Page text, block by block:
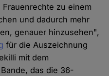
zu einem
und dadurch mehr
genauer hinzusehen",
für die Auszeichnung
mit dem
das die 36-